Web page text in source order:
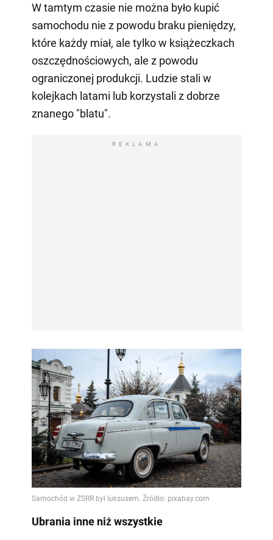
W tamtym czasie nie można było kupić
samochodu nie z powodu braku pieniędzy,
które każdy miał, ale tylko w książeczkach
oszczędnościowych, ale z powodu
ograniczonej produkcji. Ludzie stali w
kolejkach latami lub korzystali z dobrze
znanego "blatu".
REKLAMA
Ubrania inne niż wszystkie